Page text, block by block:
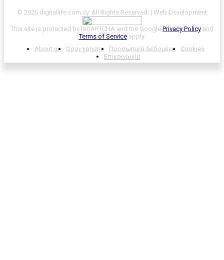
© 2026 digitallife.com.cy. All Rights Reserved. | Web Development
This site is protected by reCAPTCHA and the Google Privacy Policy and
Terms of Serviceapply.
About us
Όροι χρήσης Προσωπικά δεδομένα
Cookies
Επικοινωνία